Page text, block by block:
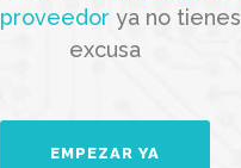
ya no tienes
excusa
EMPEZAR YA